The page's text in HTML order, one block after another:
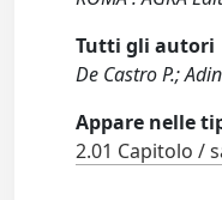
Tutti gli autori
De Castro P.;
Appare nelle
2.01 Capitolo /